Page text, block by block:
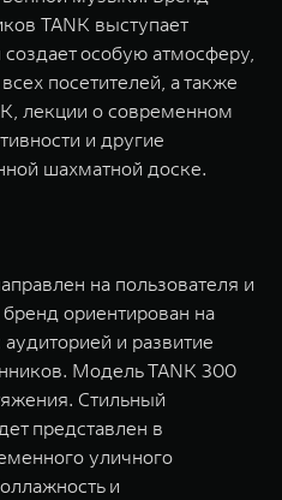
TANK выступает
особую атмосферу,
посетителей, а также
лекции о современном
и другие
шахматной доске.
на пользователя и
ориентирован на
и развитие
Модель TANK 300
Стильный
представлен в
уличного
и